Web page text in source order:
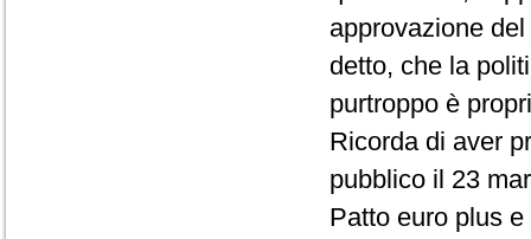
approvazione
detto, che la
purtroppo è
Ricorda di aver
pubblico il 23
Patto euro plus